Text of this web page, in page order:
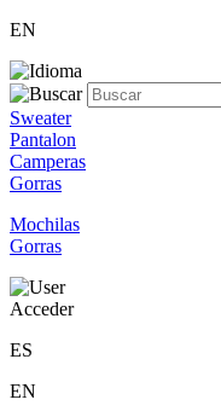
EN
Sweater
Pantalon
Camperas
Gorras
Mochilas
Gorras
Acceder
ES
EN